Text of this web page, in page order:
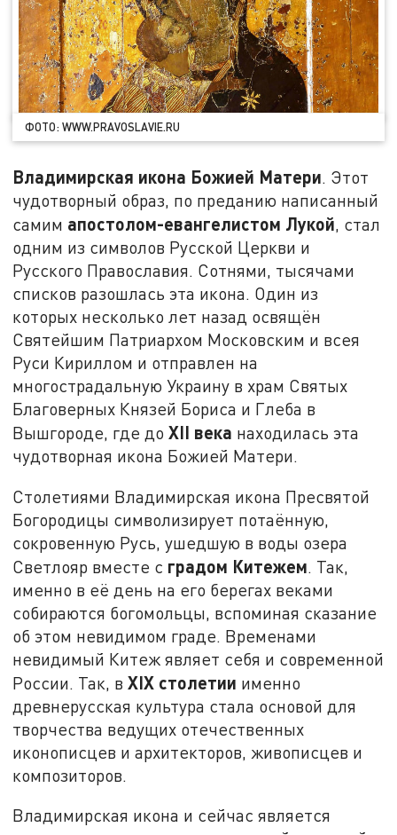
ФОТО: WWW.PRAVOSLAVIE.RU
Владимирская икона Божией Матери. Этот
чудотворный образ, по преданию написанный
самим апостолом-евангелистом Лукой, стал
одним из символов Русской Церкви и
Русского Православия. Сотнями, тысячами
списков разошлась эта икона. Один из
которых несколько лет назад освящён
Святейшим Патриархом Московским и всея
Руси Кириллом и отправлен на
многострадальную Украину в храм Святых
Благоверных Князей Бориса и Глеба в
Вышгороде, где доXII века находилась эта
чудотворная икона Божией Матери.
Столетиями Владимирская икона Пресвятой
Богородицы символизирует потаённую,
сокровенную Русь, ушедшую в воды озера
Светлояр вместе с градом Китежем . Так,
именно в её день на его берегах веками
собираются богомольцы, вспоминая сказание
об этом невидимом граде. Временами
невидимый Китеж являет себя и современной
России. Так, вXIX столетии именно
древнерусская культура стала основой для
творчества ведущих отечественных
иконописцев и архитекторов, живописцев и
композиторов.
Владимирская икона и сейчас является